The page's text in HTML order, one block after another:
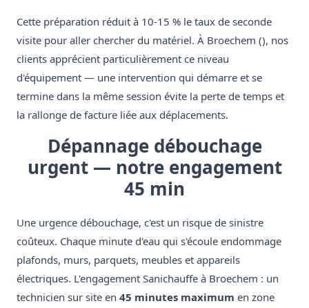
Cette préparation réduit à 10-15 % le taux de seconde
visite pour aller chercher du matériel. À Broechem (), nos
clients apprécient particulièrement ce niveau
d'équipement — une intervention qui démarre et se
termine dans la même session évite la perte de temps et
la rallonge de facture liée aux déplacements.
Dépannage débouchage
urgent — notre engagement
45 min
Une urgence débouchage, c'est un risque de sinistre
coûteux. Chaque minute d'eau qui s'écoule endommage
plafonds, murs, parquets, meubles et appareils
électriques. L'engagement Sanichauffe à Broechem : un
technicien sur site en 45 minutes maximum en zone